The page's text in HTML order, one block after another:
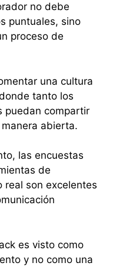
no debe
puntuales, sino
proceso de
una cultura
tanto los
puedan compartir
abierta.
las encuestas
de
real son excelentes
es visto como
y no como una